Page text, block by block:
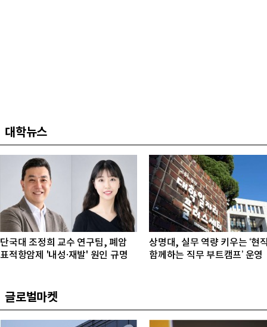
대학뉴스
단국대 조정희 교수 연구팀, 폐암
표적항암제 '내성·재발' 원인 규명
상명대, 실무 역량 키우는 ‘현
함께하는 직무 부트캠프’ 운영
글로벌마켓